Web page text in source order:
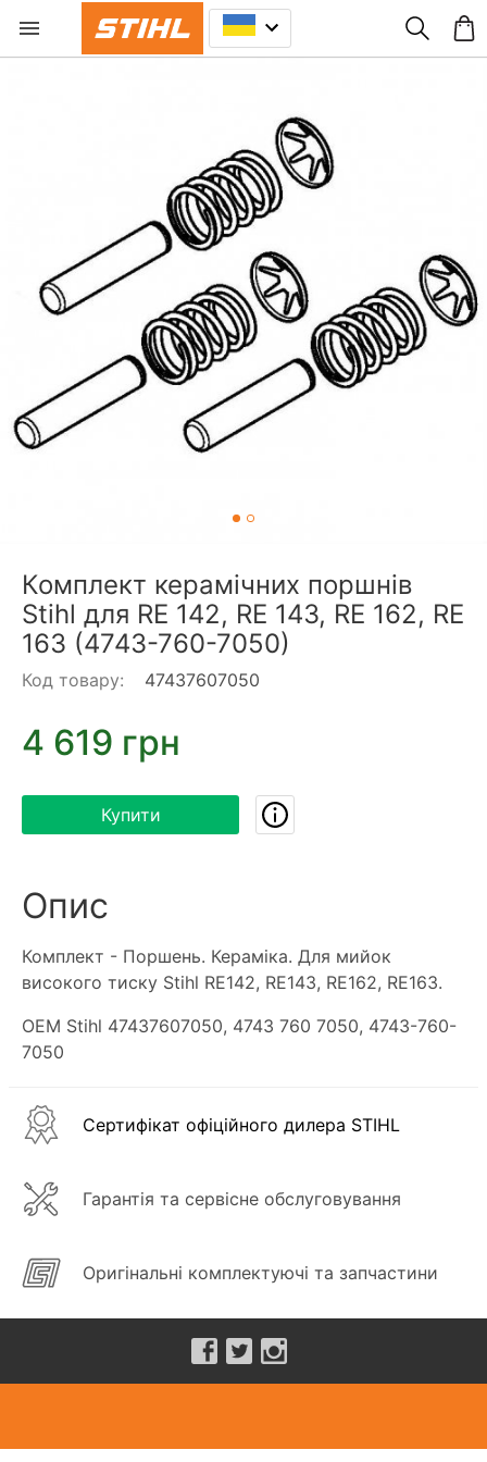
Комплект керамічних поршнів
Stihl для RE 142, RE 143, RE 162, RE
163 (4743-760-7050)
Код товару: 47437607050
4 619 грн
Купити
Опис
Комплект - Поршень. Кераміка. Для мийок
високого тиску Stihl RE142, RE143, RE162, RE163.
OEM Stihl 47437607050, 4743 760 7050, 4743-760-
7050
Сертифікат офіційного дилера STIHL
Гарантія та сервісне обслуговування
Оригінальні комплектуючі та запчастини